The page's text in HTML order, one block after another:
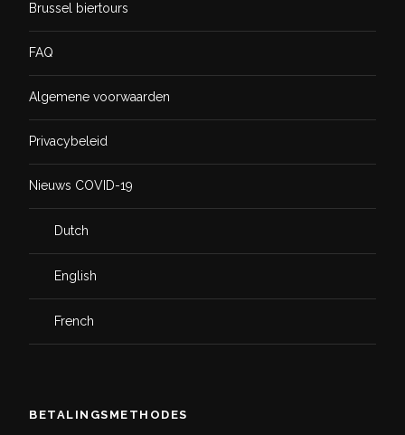
Brussel biertours
FAQ
Algemene voorwaarden
Privacybeleid
Nieuws COVID-19
Dutch
English
French
BETALINGSMETHODES